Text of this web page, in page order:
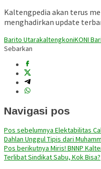
Kaltengpedia akan terus
menghadirkan update
Barito UtarakaltengkoniKONI
Sebarkan
Navigasi pos
Pos sebelumnya Elektabilitas
Dahlan Unggul Tipis dari
Pos berikutnya Miris! BNNP
Terlibat Sindikat Sabu, Kok Bisa?